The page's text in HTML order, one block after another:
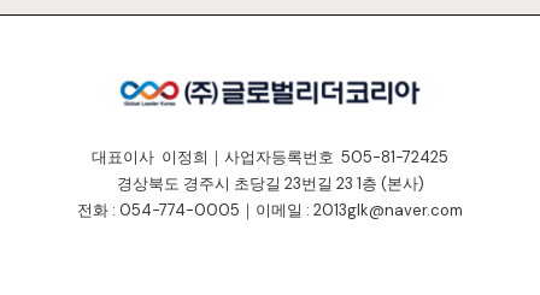
대표이사 이정희｜사업자등록번호 505-81-72425
경상북도 경주시 초당길 23번길 23 1층 (본사)
전화 : 054-774-0005｜이메일 : 2013glk@naver.com